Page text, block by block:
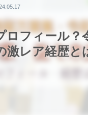
ロフィール？
激レア経歴と